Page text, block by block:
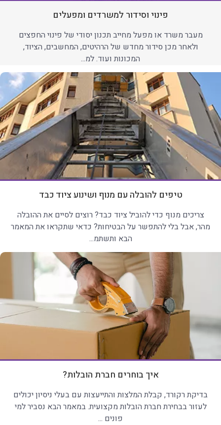
פינוי וסידור למשרדים ומפעלים
מעבר משרד או מפעל מחייב תכנון יסודי של פינוי החפצים
ולאחר מכן סידור מחדש של הרהיטים, המחשבים, הציוד,
המכונות ועוד. למ...
טיפים להובלה עם מנוף ושינוע ציוד כבד
צריכים מנוף כדי להוביל ציוד כבד? רוצים לסיים את ההובלה
מהר, אבל בלי להתפשר על הבטיחות? כדאי שתקראו את המאמר
הבא ותשתמ...
איך בוחרים חברת הובלות?
בדיקת רקורד, קבלת המלצות והתייעצות עם בעלי ניסיון יכולים
לעזור בבחירת חברת הובלות מקצועית. במאמר הבא נסביר למי
פונים ...